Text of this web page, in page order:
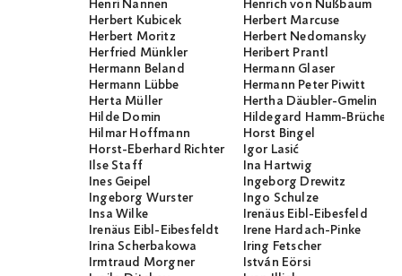
Henri Nannen
Henrich von Nußbaum
Herbert Kubicek
Herbert Marcuse
Herbert Moritz
Herbert Nedomansky
Herfried Münkler
Heribert Prantl
Hermann Beland
Hermann Glaser
Hermann Lübbe
Hermann Peter Piwitt
Herta Müller
Hertha Däubler-Gmelin
Hilde Domin
Hildegard Hamm-Brücher
Hilmar Hoffmann
Horst Bingel
Horst-Eberhard Richter
Igor Lasić
Ilse Staff
Ina Hartwig
Ines Geipel
Ingeborg Drewitz
Ingeborg Wurster
Ingo Schulze
Insa Wilke
Irenäus Eibl-Eibesfeld
Irenäus Eibl-Eibesfeldt
Irene Hardach-Pinke
Irina Scherbakowa
Iring Fetscher
Irmtraud Morgner
István Eörsi